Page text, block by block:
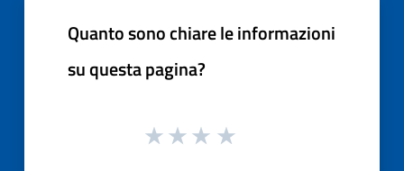
Quanto sono chiare le informazioni
su questa pagina?